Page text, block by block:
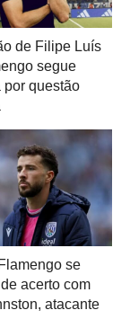
de Filipe Luís
segue
por questão
se
acerto com
atacante